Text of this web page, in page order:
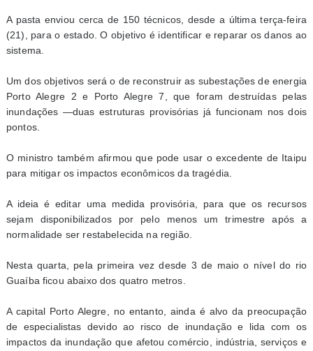
A pasta enviou cerca de 150 técnicos, desde a última terça-feira
(21), para o estado. O objetivo é identificar e reparar os danos ao
sistema.
Um dos objetivos será o de reconstruir as subestações de energia
Porto Alegre 2 e Porto Alegre 7, que foram destruídas pelas
inundações —duas estruturas provisórias já funcionam nos dois
pontos.
O ministro também afirmou que pode usar o excedente de Itaipu
para mitigar os impactos econômicos da tragédia.
A ideia é editar uma medida provisória, para que os recursos
sejam disponibilizados por pelo menos um trimestre após a
normalidade ser restabelecida na região.
Nesta quarta, pela primeira vez desde 3 de maio o nível do rio
Guaíba ficou abaixo dos quatro metros.
A capital Porto Alegre, no entanto, ainda é alvo da preocupação
de especialistas devido ao risco de inundação e lida com os
impactos da inundação que afetou comércio, indústria, serviços e